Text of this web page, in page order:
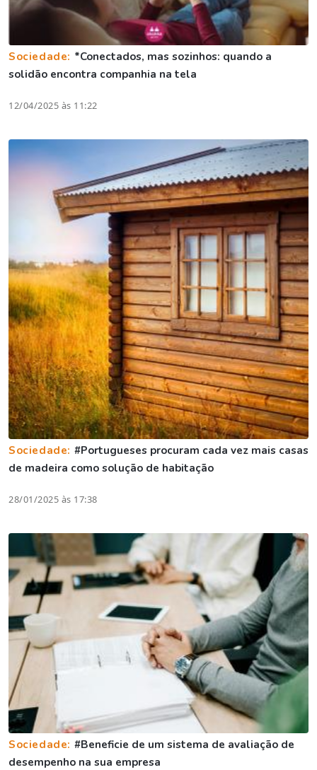
Sociedade: *Conectados, mas sozinhos: quando a
solidão encontra companhia na tela
12/04/2025 às 11:22
Sociedade: #Portugueses procuram cada vez mais casas
de madeira como solução de habitação
28/01/2025 às 17:38
Sociedade: #Beneficie de um sistema de avaliação de
desempenho na sua empresa